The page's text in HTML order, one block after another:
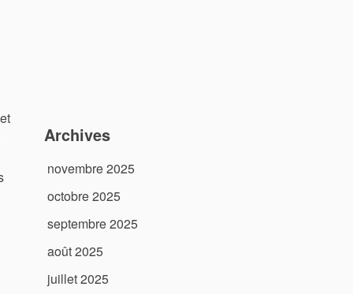
Archives
novembre 2025
octobre 2025
septembre 2025
août 2025
juillet 2025